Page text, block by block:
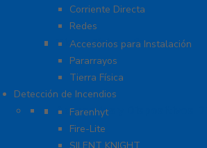
Corriente Directa
Redes
Tierra Física y Pararrayos
Accesorios para Instalación
Pararrayos
Tierra Física
Detección de Incendios
Accesorios y Dispositivos
Farenhyt
Fire-Lite
SILENT KNIGHT